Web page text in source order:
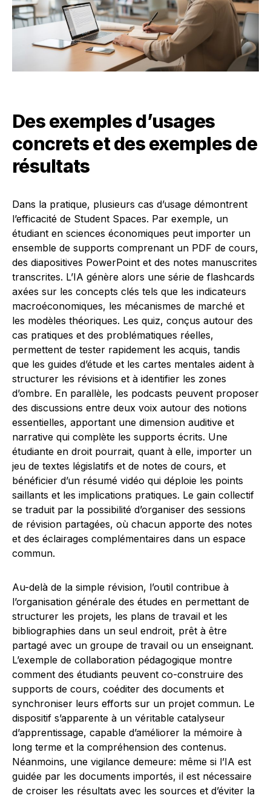
Des exemples d’usages
concrets et des exemples de
résultats
Dans la pratique, plusieurs cas d’usage démontrent
l’efficacité de Student Spaces. Par exemple, un
étudiant en sciences économiques peut importer un
ensemble de supports comprenant un PDF de cours,
des diapositives PowerPoint et des notes manuscrites
transcrites. L’IA génère alors une série de flashcards
axées sur les concepts clés tels que les indicateurs
macroéconomiques, les mécanismes de marché et
les modèles théoriques. Les quiz, conçus autour des
cas pratiques et des problématiques réelles,
permettent de tester rapidement les acquis, tandis
que les guides d’étude et les cartes mentales aident à
structurer les révisions et à identifier les zones
d’ombre. En parallèle, les podcasts peuvent proposer
des discussions entre deux voix autour des notions
essentielles, apportant une dimension auditive et
narrative qui complète les supports écrits. Une
étudiante en droit pourrait, quant à elle, importer un
jeu de textes législatifs et de notes de cours, et
bénéficier d’un résumé vidéo qui déploie les points
saillants et les implications pratiques. Le gain collectif
se traduit par la possibilité d’organiser des sessions
de révision partagées, où chacun apporte des notes
et des éclairages complémentaires dans un espace
commun.
Au-delà de la simple révision, l’outil contribue à
l’organisation générale des études en permettant de
structurer les projets, les plans de travail et les
bibliographies dans un seul endroit, prêt à être
partagé avec un groupe de travail ou un enseignant.
L’exemple de collaboration pédagogique montre
comment des étudiants peuvent co-construire des
supports de cours, coéditer des documents et
synchroniser leurs efforts sur un projet commun. Le
dispositif s’apparente à un véritable catalyseur
d’apprentissage, capable d’améliorer la mémoire à
long terme et la compréhension des contenus.
Néanmoins, une vigilance demeure: même si l’IA est
guidée par les documents importés, il est nécessaire
de croiser les résultats avec les sources et d’éviter la